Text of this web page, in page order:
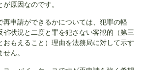
原因なのです。
再申請ができるかについては、犯罪の軽
省状況と二度と罪を犯さない客観的（第三
おもえること）理由を法務局に対して示す
ん。